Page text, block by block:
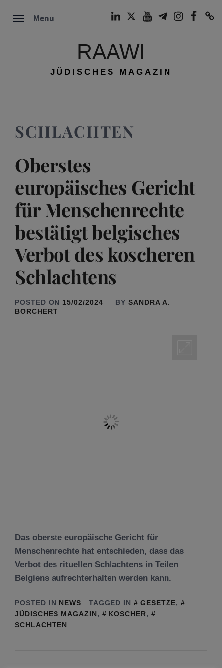
Menu
RAAWI
JÜDISCHES MAGAZIN
SCHLACHTEN
Oberstes
europäisches Gericht
für Menschenrechte
bestätigt belgisches
Verbot des koscheren
Schlachtens
POSTED ON 15/02/2024 BY SANDRA A.
BORCHERT
Das oberste europäische Gericht für
Menschenrechte hat entschieden, dass das
Verbot des rituellen Schlachtens in Teilen
Belgiens aufrechterhalten werden kann.
POSTED IN NEWS TAGGED IN GESETZE,
JÜDISCHES MAGAZIN, KOSCHER,
SCHLACHTEN